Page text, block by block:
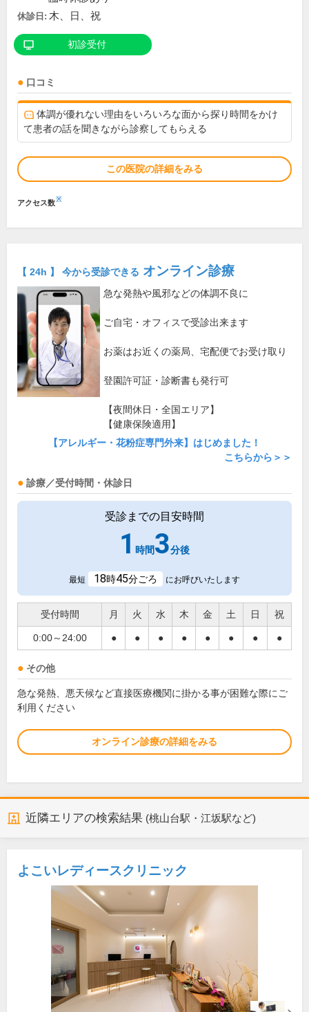
休診日: 木、日、祝
初診受付
口コミ
体調が優れない理由をいろいろな面から探り時間をかけ
て患者の話を聞きながら診察してもらえる
この医院の詳細をみる
アクセス数※
【 24h 】 今から受診できる オンライン診療
急な発熱や風邪などの体調不良に
ご自宅・オフィスで受診出来ます
お薬はお近くの薬局、宅配便でお受け取り
登園許可証・診断書も発行可
【夜間休日・全国エリア】
【健康保険適用】
【アレルギー・花粉症専門外来】はじめました！
こちらから＞＞
診療／受付時間・休診日
受診までの目安時間
1 時間3分後
最短 18時45分ごろ にお呼びいたします
受付時間 月 火 水 木 金 土 日 祝
0:00～24:00 ● ● ● ● ● ● ● ●
その他
急な発熱、悪天候など直接医療機関に掛かる事が困難な際にご
利用ください
オンライン診療の詳細をみる
近隣エリアの検索結果 (桃山台駅・江坂駅など)
よこいレディースクリニック